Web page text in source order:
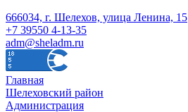
666034, г. Шелехов, улица Ленина, 15
+7 39550 4-13-35
adm@sheladm.ru
Главная
Шелеховский район
Администрация